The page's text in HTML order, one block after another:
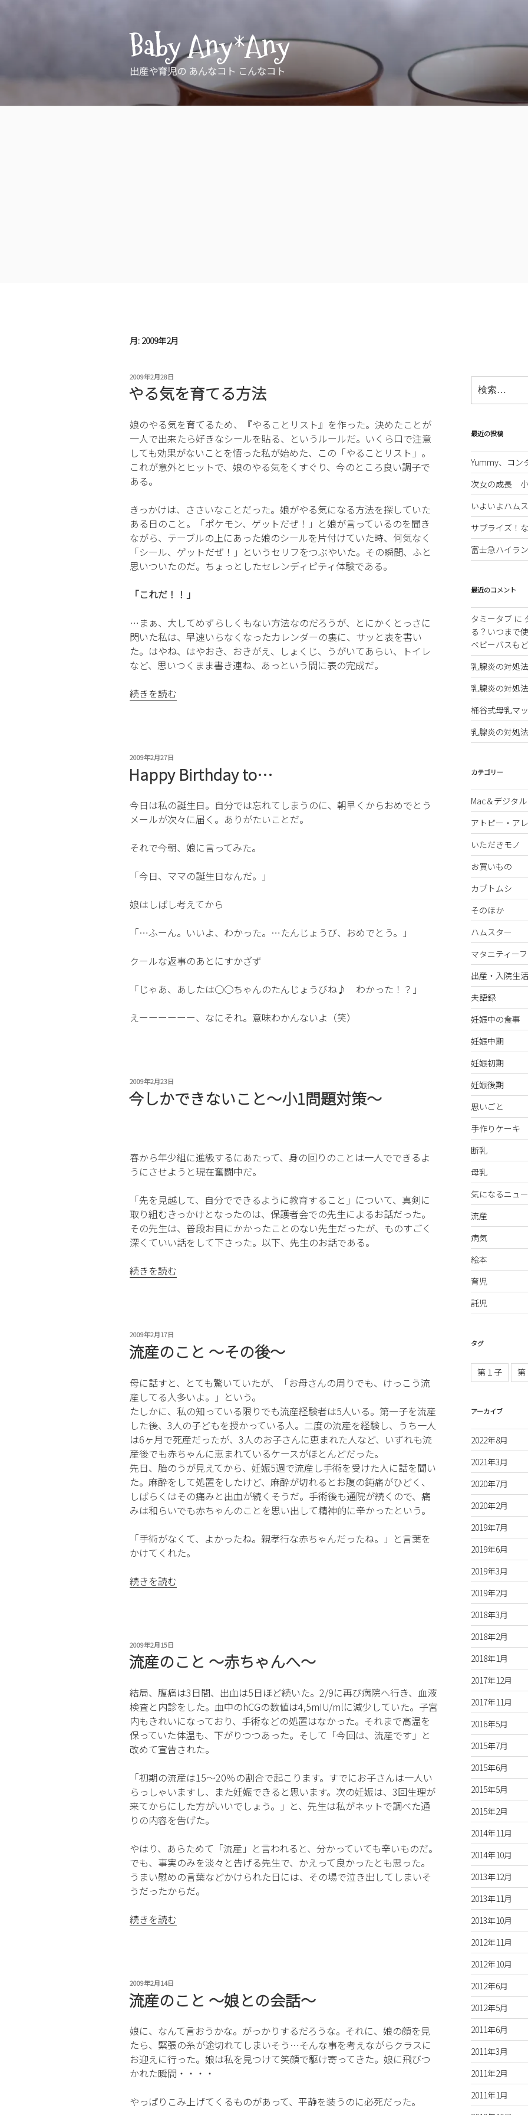
へ
キ
Baby Any*Any
出産や育児の あんなコト こんなコト
月: 2009年2月
投
稿
日:
2009年2月28日
やる気を育てる方法
娘のやる気を育てるため、『やることリスト』を作った。決めたことが
一人で出来たら好きなシールを貼る、というルールだ。いくら口で注意
しても効果がないことを悟った私が始めた、この「やることリスト」。
これが意外とヒットで、娘のやる気をくすぐり、今のところ良い調子で
ある。
きっかけは、ささいなことだった。娘がやる気になる方法を探していた
ある日のこと。「ポケモン、ゲットだぜ！」と娘が言っているのを聞き
ながら、テーブルの上にあった娘のシールを片付けていた時、何気なく
「シール、ゲットだぜ！」というセリフをつぶやいた。その瞬間、ふと
思いついたのだ。ちょっとしたセレンディピティ体験である。
「これだ！！」
…まぁ、大してめずらしくもない方法なのだろうが、とにかくとっさに
閃いた私は、早速いらなくなったカレンダーの裏に、サッと表を書い
た。はやね、はやおき、おきがえ、しょくじ、うがいてあらい、トイレ
など、思いつくまま書き連ね、あっという間に表の完成だ。
“や
て
る
法”
の
続きを読む
投
日:
2009年2月27日
Happy Birthday to…
今日は私の誕生日。自分では忘れてしまうのに、朝早くからおめでとう
メールが次々に届く。ありがたいことだ。
それで今朝、娘に言ってみた。
「今日、ママの誕生日なんだ。」
娘はしばし考えてから
「…ふーん。いいよ、わかった。…たんじょうび、おめでとう。」
クールな返事のあとにすかざず
「じゃあ、あしたは○○ちゃんのたんじょうびね♪ わかった！？」
えーーーーーー、なにそれ。意味わかんないよ（笑）
投
稿
日:
2009年2月23日
今しかできないこと〜小1問題対策〜
春から年少組に進級するにあたって、身の回りのことは一人でできるよ
うにさせようと現在奮闘中だ。
「先を見越して、自分でできるように教育すること」について、真剣に
取り組むきっかけとなったのは、保護者会での先生によるお話だった。
その先生は、普段お目にかかったことのない先生だったが、ものすごく
深くていい話をして下さった。以下、先生のお話である。
“今
な
い
と〜
小
1
問
題
対
策〜”
の
続きを読む
投
稿
日:
2009年2月17日
流産のこと 〜その後〜
母に話すと、とても驚いていたが、「お母さんの周りでも、けっこう流
産してる人多いよ。」という。
たしかに、私の知っている限りでも流産経験者は5人いる。第一子を流産
した後、3人の子どもを授かっている人。二度の流産を経験し、うち一人
は6ヶ月で死産だったが、3人のお子さんに恵まれた人など、いずれも流
産後でも赤ちゃんに恵まれているケースがほとんどだった。
先日、胎のうが見えてから、妊娠5週で流産し手術を受けた人に話を聞い
た。麻酔をして処置をしたけど、麻酔が切れるとお腹の鈍痛がひどく、
しばらくはその痛みと出血が続くそうだ。手術後も通院が続くので、痛
みは和らいでも赤ちゃんのことを思い出して精神的に辛かったという。
「手術がなくて、よかったね。親孝行な赤ちゃんだったね。」と言葉を
かけてくれた。
“流
〜
そ
後〜”
の
続きを読む
投
稿
日:
2009年2月15日
流産のこと 〜赤ちゃんへ〜
結局、腹痛は3日間、出血は5日ほど続いた。2/9に再び病院へ行き、血液
検査と内診をした。血中のhCGの数値は4,5mIU/mlに減少していた。子宮
内もきれいになっており、手術などの処置はなかった。それまで高温を
保っていた体温も、下がりつつあった。そして「今回は、流産です」と
改めて宣告された。
「初期の流産は15～20％の割合で起こります。すでにお子さんは一人い
らっしゃいますし、また妊娠できると思います。次の妊娠は、3回生理が
来てからにした方がいいでしょう。」と、先生は私がネットで調べた通
りの内容を告げた。
やはり、あらためて「流産」と言われると、分かっていても辛いものだ。
でも、事実のみを淡々と告げる先生で、かえって良かったとも思った。
うまい慰めの言葉などかけられた日には、その場で泣き出してしまいそ
うだったからだ。
“流
〜
赤
ゃ
ん
へ〜”
の
続きを読む
投
稿
日:
2009年2月14日
流産のこと 〜娘との会話〜
娘に、なんて言おうかな。がっかりするだろうな。それに、娘の顔を見
たら、緊張の糸が途切れてしまいそう…そんな事を考えながらクラスに
お迎えに行った。娘は私を見つけて笑顔で駆け寄ってきた。娘に飛びつ
かれた瞬間・・・・
やっぱりこみ上げてくるものがあって、平静を装うのに必死だった。
索:
最近の投稿
Yummy、コン
次女の成長
いよいよハム
サプライズ！
富士急ハイラ
最近のコメント
タミータブに
る？いつまで
ベビーバスも
乳腺炎の対処法
乳腺炎の対処法
桶谷式母乳マ
乳腺炎の対処法
カテゴリー
Mac＆デジタル
アトピー・ア
いただきモノ
お買いもの
カブトムシ
そのほか
ハムスター
マタニティー
出産・入院生活
夫語録
妊娠中の食事
妊娠中期
妊娠初期
妊娠後期
思いごと
手作りケーキ
断乳
母乳
気になるニュ
流産
病気
絵本
育児
託児
タグ
第１子 第
アーカイブ
2022年8月
2021年3月
2020年7月
2020年2月
2019年7月
2019年6月
2019年3月
2019年2月
2018年3月
2018年2月
2018年1月
2017年12月
2017年11月
2016年5月
2015年7月
2015年6月
2015年5月
2015年2月
2014年11月
2014年10月
2013年12月
2013年11月
2013年10月
2012年11月
2012年10月
2012年6月
2012年5月
2011年6月
2011年3月
2011年2月
2011年1月